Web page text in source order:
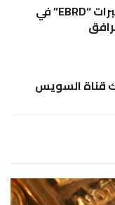
“الإسكان” تبحث الاستفادة من خبرات “EBRD” في
قناة السويس